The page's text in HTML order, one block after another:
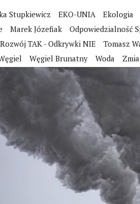
Stupkiewicz EKO-UNIA Ekologia
Marek Józefiak Odpowiedzialność
Rozwój TAK - Odkrywki NIE Tomasz
Węgiel Brunatny Woda